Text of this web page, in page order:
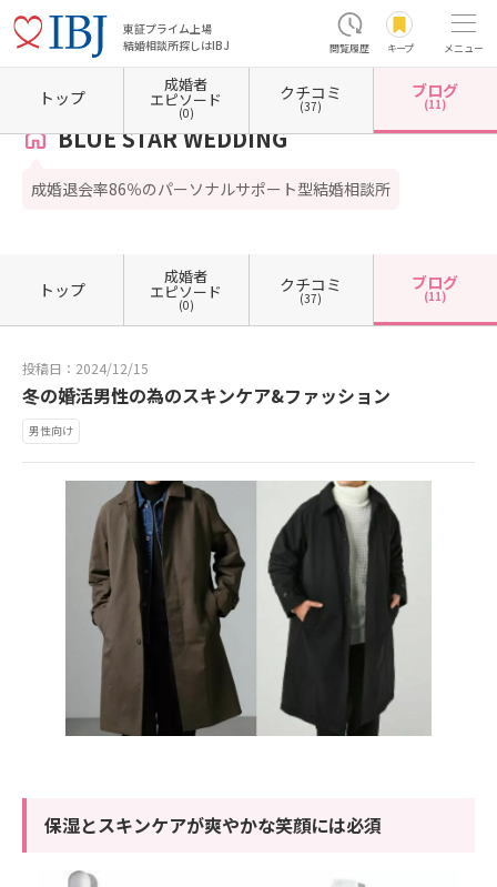
東証プライム上場
結婚相談所探しはIBJ
閲覧履歴 キープ メニュー
ホーム 北海道の結婚相談所 北海道札幌市 北海道札幌市北区 BLUE STAR WEDDING
BLUE STAR WEDDING
成婚退会率86％のパーソナルサポート型結婚相談所
トップ
成婚者
エピソード
(0)
クチコミ
(37)
ブログ
(11)
トップ
成婚者
エピソード
(0)
クチコミ
(37)
ブログ
(11)
投稿日：2024/12/15
冬の婚活男性の為のスキンケア&ファッション
男性向け
保湿とスキンケアが爽やかな笑顔には必須